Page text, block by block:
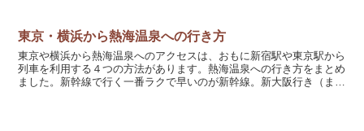
東京・横浜から熱海温泉への行き方
東京や横浜から熱海温泉へのアクセスは、おもに新宿駅や東京駅から
列車を利用する４つの方法があります。熱海温泉への行き方をまとめ
ました。新幹線で行く一番ラクで早いのが新幹線。新大阪行き（また